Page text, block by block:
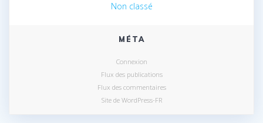
Non classé
MÉTA
Connexion
Flux des publications
Flux des commentaires
Site de WordPress-FR